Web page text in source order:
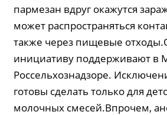
пармезан вдруг окажутся
может распространяться
также через пищевые
инициативу поддерживают в
Россельхознадзоре.
готовы сделать только для
молочных смесей.Впрочем,